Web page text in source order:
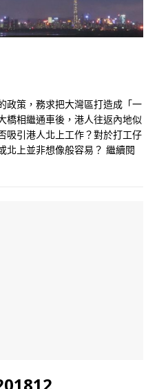
政策，務求把大灣區打造成「一
橋相繼通車後，港人往返內地似
吸引港人北上工作？對於打工仔
北上並非想像般容易？ 繼續閱